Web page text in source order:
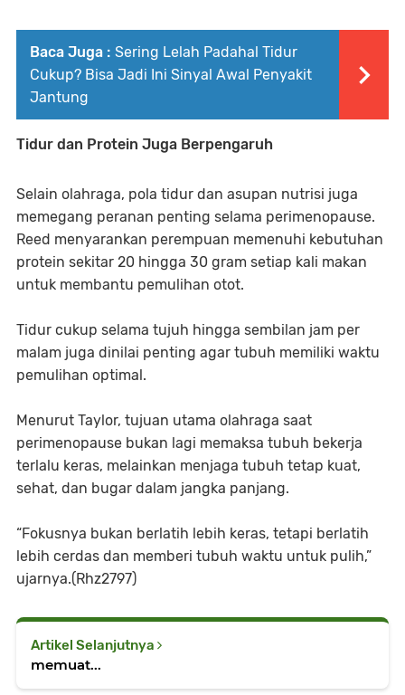
Baca Juga : Sering Lelah Padahal Tidur
Cukup? Bisa Jadi Ini Sinyal Awal Penyakit
Jantung
Tidur dan Protein Juga Berpengaruh
Selain olahraga, pola tidur dan asupan nutrisi juga
memegang peranan penting selama perimenopause.
Reed menyarankan perempuan memenuhi kebutuhan
protein sekitar 20 hingga 30 gram setiap kali makan
untuk membantu pemulihan otot.
Tidur cukup selama tujuh hingga sembilan jam per
malam juga dinilai penting agar tubuh memiliki waktu
pemulihan optimal.
Menurut Taylor, tujuan utama olahraga saat
perimenopause bukan lagi memaksa tubuh bekerja
terlalu keras, melainkan menjaga tubuh tetap kuat,
sehat, dan bugar dalam jangka panjang.
“Fokusnya bukan berlatih lebih keras, tetapi berlatih
lebih cerdas dan memberi tubuh waktu untuk pulih,”
ujarnya.(Rhz2797)
Artikel Selanjutnya
memuat...